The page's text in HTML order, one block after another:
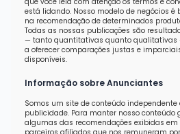
está lidando. Nosso modelo de negócios
na recomendação de determinados
Todas as nossas publicações são
— tanto quantitativas quanto qualitativas
a oferecer comparações justas e
disponíveis.
Informação sobre Anunciantes
Somos um site de conteúdo
publicidade. Para manter nosso conteúdo
algumas das recomendações exibidas